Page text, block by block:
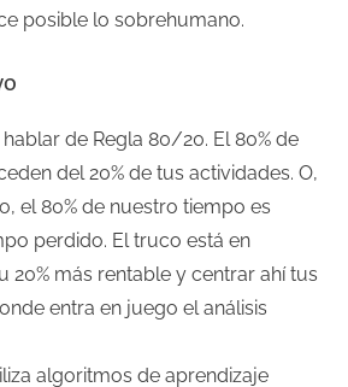
posible lo sobrehumano.
de Regla 80/20. El 80% de
del 20% de tus actividades. O,
el 80% de nuestro tiempo es
perdido. El truco está en
20% más rentable y centrar ahí tus
entra en juego el análisis
algoritmos de aprendizaje